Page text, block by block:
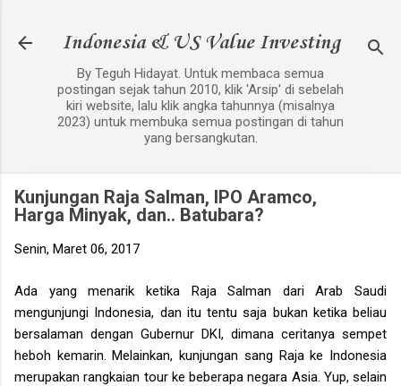
Indonesia & US Value Investing
By Teguh Hidayat. Untuk membaca semua
postingan sejak tahun 2010, klik 'Arsip' di sebelah
kiri website, lalu klik angka tahunnya (misalnya
2023) untuk membuka semua postingan di tahun
yang bersangkutan.
Kunjungan Raja Salman, IPO Aramco,
Harga Minyak, dan.. Batubara?
Senin, Maret 06, 2017
Ada yang menarik ketika Raja Salman dari Arab Saudi
mengunjungi Indonesia, dan itu tentu saja bukan ketika beliau
bersalaman dengan Gubernur DKI, dimana ceritanya sempet
heboh kemarin. Melainkan, kunjungan sang Raja ke Indonesia
merupakan rangkaian tour ke beberapa negara Asia. Yup, selain